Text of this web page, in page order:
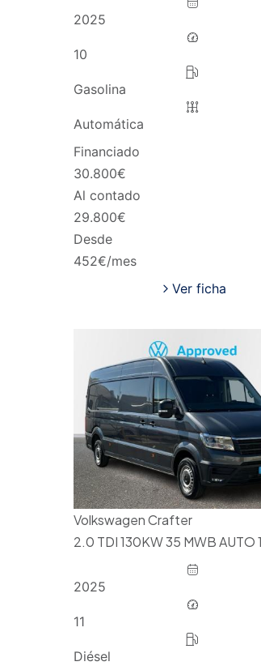
2025
10
Gasolina
Automática
Financiado
30.800€
Al contado
29.800€
Desde
452€/mes
Ver ficha
Volkswagen Crafter
2.0 TDI 130KW 35 MWB AUTO
2025
11
Diésel